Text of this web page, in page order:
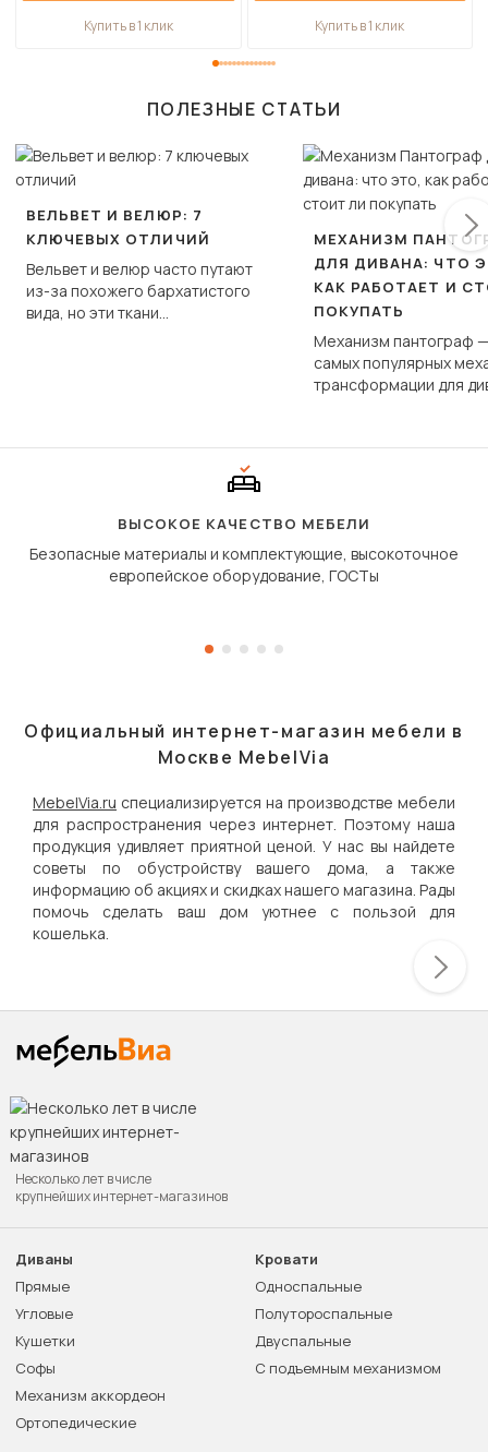
Купить в 1 клик Купить в 1 клик
ПОЛЕЗНЫЕ СТАТЬИ
ВЕЛЬВЕТ И ВЕЛЮР: 7
КЛЮЧЕВЫХ ОТЛИЧИЙ
Вельвет и велюр часто путают
из-за похожего бархатистого
вида, но эти ткани
МЕХАНИЗМ
ДЛЯ ДИВАНА: ЧТО
КАК РАБОТАЕТ И
ПОКУПАТЬ
Механизм пантограф
самых популярных
трансформации для
сиденье не
дугообразной
ВЫСОКОЕ КАЧЕСТВО МЕБЕЛИ
Безопасные материалы и комплектующие, высокоточное
европейское оборудование, ГОСТы
Официальный интернет-магазин мебели в
Москве MebelVia
MebelVia.ru специализируется на производстве мебели
для распространения через интернет. Поэтому наша
продукция удивляет приятной ценой. У нас вы найдете
советы по обустройству вашего дома, а также
информацию об акциях и скидках нашего магазина. Рады
помочь сделать ваш дом уютнее с пользой для
кошелька.
Несколько лет в числе
крупнейших интернет-магазинов
Диваны
Прямые
Угловые
Кушетки
Софы
Механизм аккордеон
Ортопедические
Кровати
Односпальные
Полутороспальные
Двуспальные
С подъемным механизмом